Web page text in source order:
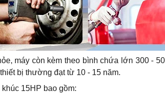
máy còn kèm theo bình chứa lớn 300 -
bị thường đạt từ 10 - 15 năm.
15HP bao gồm: